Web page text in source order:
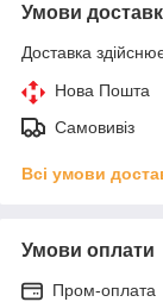
Умови
Доставка
Нова Пошта
Самовивіз
Всі умови
Умови оплати
Пром-оплата